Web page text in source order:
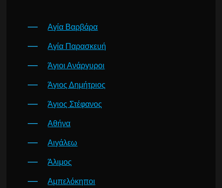
Αγία Βαρβάρα
Αγία Παρασκευή
Άγιοι Ανάργυροι
Άγιος Δημήτριος
Άγιος Στέφανος
Αθήνα
Αιγάλεω
Άλιμος
Αμπελόκηποι